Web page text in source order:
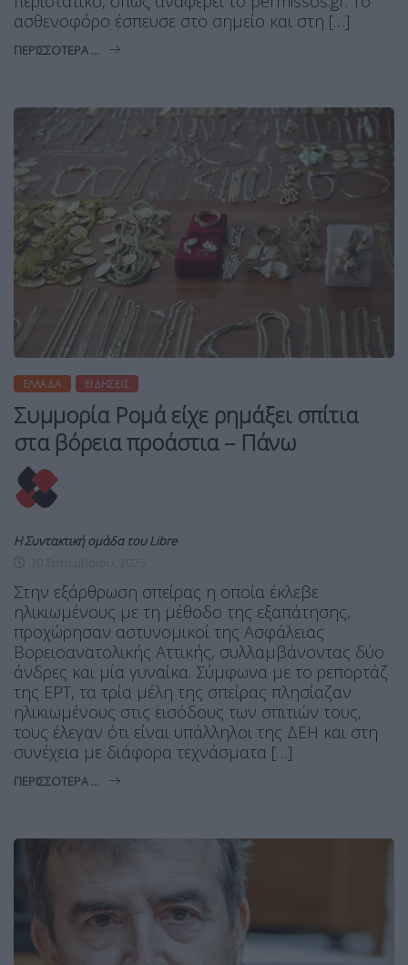
ασθενοφόρο έσπευσε στο σημείο και στη […]
ΠΕΡΙΣΣΌΤΕΡΑ ...
ΕΛΛΆΔΑ ΕΙΔΉΣΕΙΣ
Συμμορία Ρομά είχε ρημάξει σπίτια
στα βόρεια προάστια – Πάνω
Η Συντακτική ομάδα του Libre
Στην εξάρθρωση σπείρας η οποία έκλεβε
ηλικιωμένους με τη μέθοδο της εξαπάτησης,
προχώρησαν αστυνομικοί της Ασφάλειας
Βορειοανατολικής Αττικής, συλλαμβάνοντας δύο
άνδρες και μία γυναίκα. Σύμφωνα με το ρεπορτάζ
της ΕΡΤ, τα τρία μέλη της σπείρας πλησίαζαν
ηλικιωμένους στις εισόδους των σπιτιών τους,
τους έλεγαν ότι είναι υπάλληλοι της ΔΕΗ και στη
συνέχεια με διάφορα τεχνάσματα […]
ΠΕΡΙΣΣΌΤΕΡΑ ...